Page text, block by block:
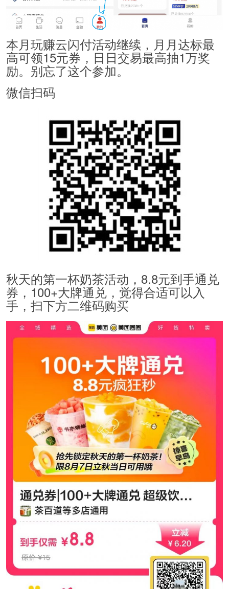
本月玩赚云闪付活动继续，月月达标最
高可领15元券，日日交易最高抽1万奖
励。别忘了这个参加。
微信扫码
秋天的第一杯奶茶活动，8.8元到手通兑
券，100+大牌通兑，觉得合适可以入
手，扫下方二维码购买